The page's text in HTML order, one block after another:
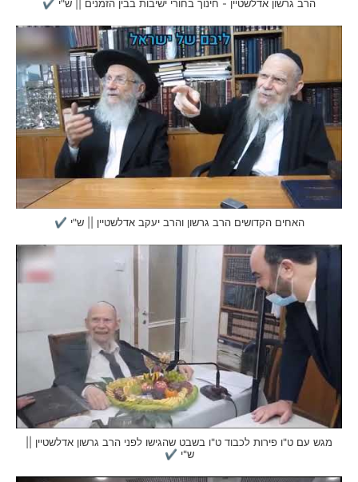
הרב גרשון אדלשטיין - חינוך בחורי ישיבות בבין הזמנים || ש"י ✔
האחים הקדושים הרב גרשון והרב יעקב אדלשטיין || ש"י ✔
מגש עם ט"ו פירות לכבוד ט"ו בשבט שהגישו לפני הרב גרשון אדלשטיין ||
ש"י ✔